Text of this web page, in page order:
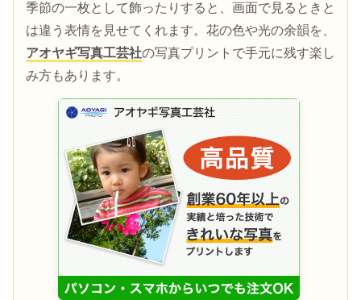
季節の一枚として飾ったりすると、画面で見るときと
は違う表情を見せてくれます。花の色や光の余韻を、
アオヤギ写真工芸社の写真プリントで手元に残す楽し
み方もあります。